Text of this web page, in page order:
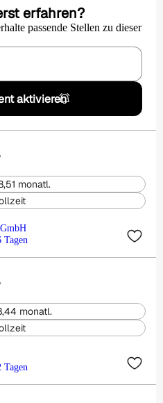
erfahren?
passende Stellen zu dieser
aktivieren
monatl.
Tagen
monatl.
Tagen